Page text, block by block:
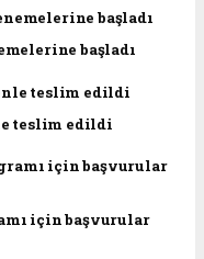
başladı
teslim edildi
için başvurular